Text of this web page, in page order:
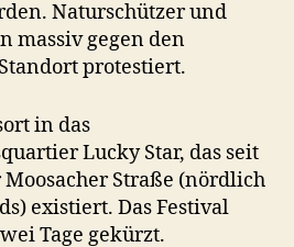
Naturschützer und
massiv gegen den
protestiert.
in das
Lucky Star, das seit
Moosacher Straße (nördlich
existiert. Das Festival
Tage gekürzt.